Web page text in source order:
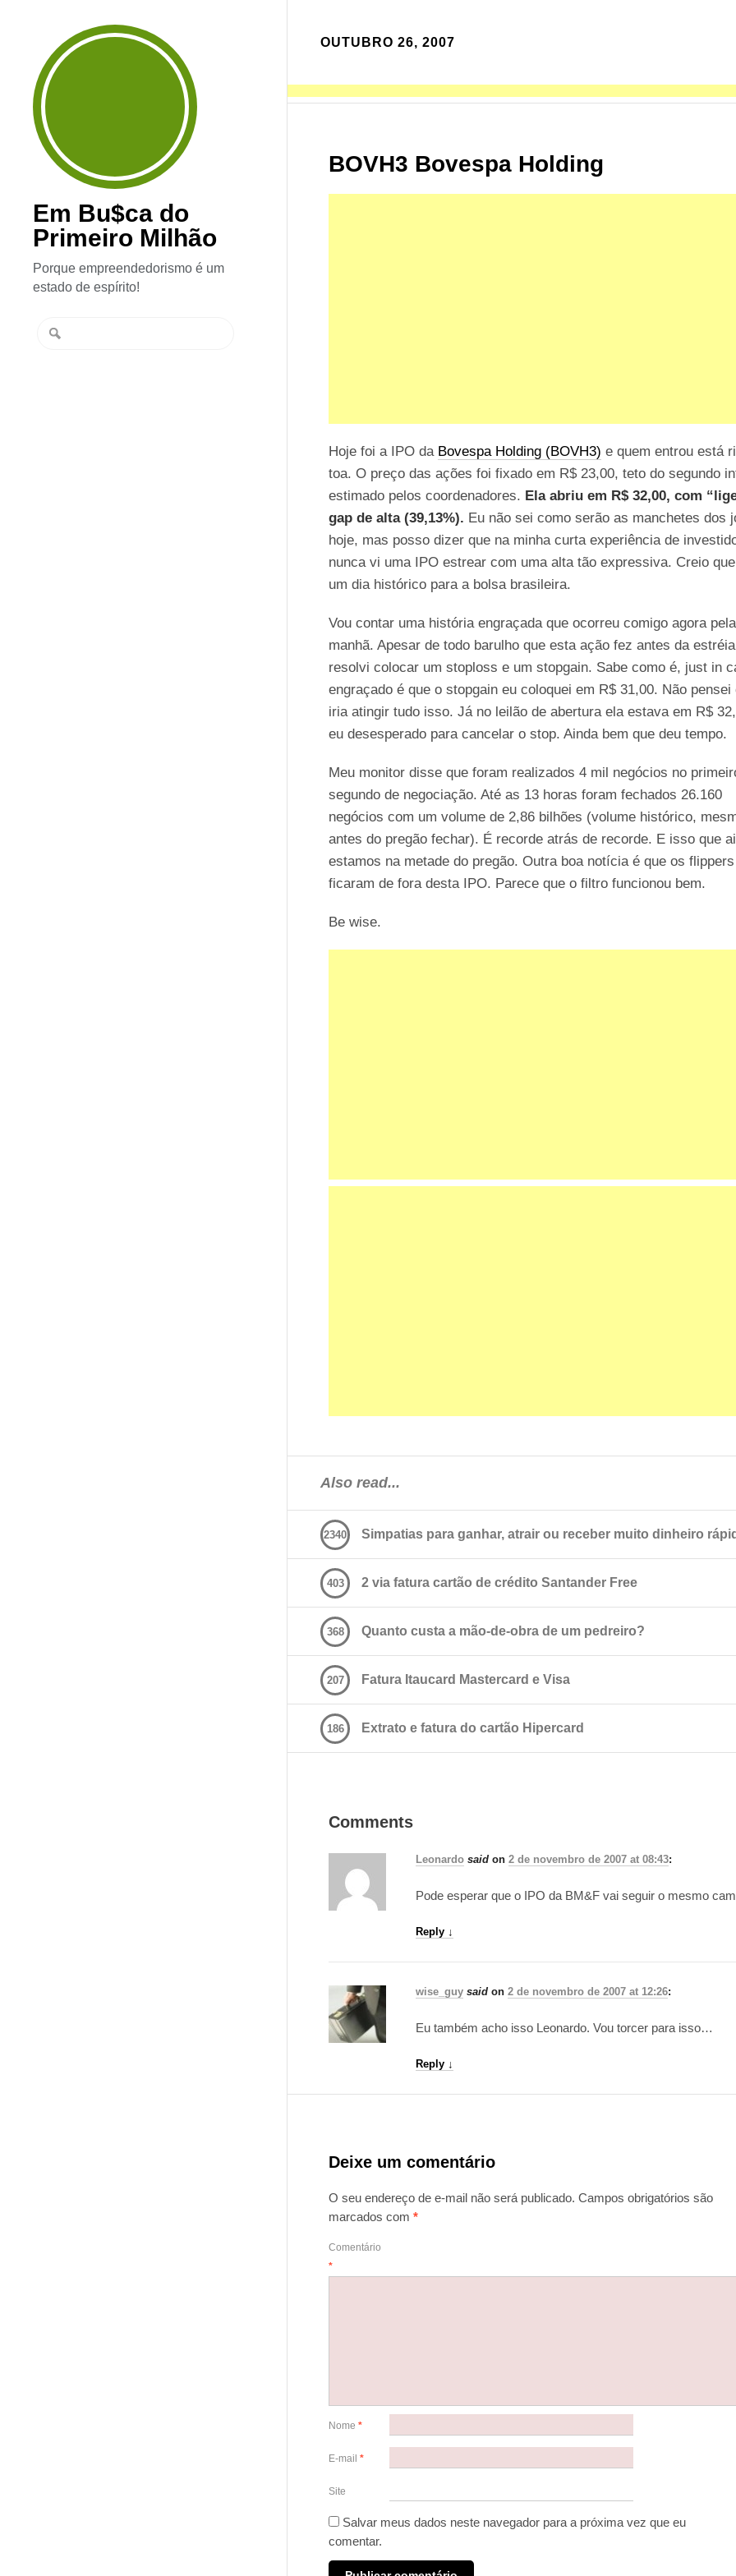
Em Bu$ca do
Primeiro Milhão
Porque empreendedorismo é um
estado de espírito!
OUTUBRO 26, 2007
BOVH3 Bovespa Holding
Hoje foi a IPO da Bovespa Holding (BOVH3) e quem entrou está
toa. O preço das ações foi fixado em R$ 23,00, teto do segundo
estimado pelos coordenadores. Ela abriu em R$ 32,00, com
gap de alta (39,13%). Eu não sei como serão as manchetes dos
hoje, mas posso dizer que na minha curta experiência de
nunca vi uma IPO estrear com uma alta tão expressiva. Creio
um dia histórico para a bolsa brasileira.
Vou contar uma história engraçada que ocorreu comigo agora pela
manhã. Apesar de todo barulho que esta ação fez antes da
resolvi colocar um stoploss e um stopgain. Sabe como é, just in
engraçado é que o stopgain eu coloquei em R$ 31,00. Não pensei
iria atingir tudo isso. Já no leilão de abertura ela estava em R$
eu desesperado para cancelar o stop. Ainda bem que deu tempo.
Meu monitor disse que foram realizados 4 mil negócios no
segundo de negociação. Até as 13 horas foram fechados 26.160
negócios com um volume de 2,86 bilhões (volume histórico,
antes do pregão fechar). É recorde atrás de recorde. E isso que
estamos na metade do pregão. Outra boa notícia é que os flippers
ficaram de fora desta IPO. Parece que o filtro funcionou bem.
Be wise.
Also read...
Simpatias para ganhar, atrair ou receber muito dinheiro
2340
2 via fatura cartão de crédito Santander Free
403
Quanto custa a mão-de-obra de um pedreiro?
368
Fatura Itaucard Mastercard e Visa
207
Extrato e fatura do cartão Hipercard
186
Comments
Leonardo said on2 de novembro de 2007 at 08:43:
Pode esperar que o IPO da BM&F vai seguir o mesmo
Reply ↓
wise_guy said on2 de novembro de 2007 at 12:26:
Eu também acho isso Leonardo. Vou torcer para isso…
Reply ↓
Deixe um comentário
O seu endereço de e-mail não será publicado. Campos obrigatórios são
marcados com*
Comentário
*
Nome*
E-mail*
Site
Salvar meus dados neste navegador para a próxima vez que eu
comentar.